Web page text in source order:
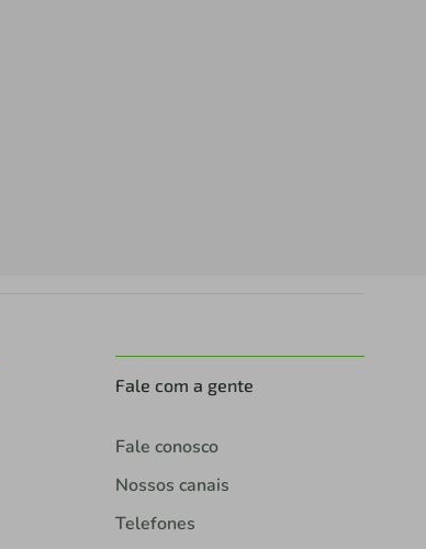
Fale com a gente
Fale conosco
Nossos canais
Telefones